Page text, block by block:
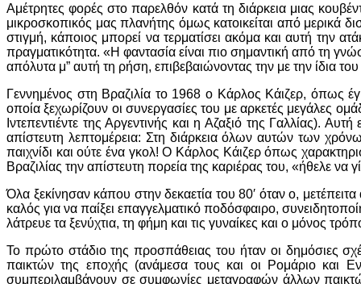
Αμέτρητες φορές στο παρελθόν κατά τη διάρκεια μιας
μικροσκοπικός μας πλανήτης όμως κατοικείται από μερικά
στιγμή, κάποιος μπορεί να τερματίσει ακόμα και αυτή την
πραγματικότητα. «Η φαντασία είναι πιο σημαντική από τη
απόλυτα μ” αυτή τη ρήση, επιβεβαιώνοντας την με την ίδια
Γεννημένος στη Βραζιλία το 1968 ο Κάρλος Κάιζερ, όπως
οποία ξεχωρίζουν οι συνεργασίες του με αρκετές μεγάλες
Ιντεπεντιέντε της Αργεντινής και η Αζαξιό της Γαλλίας).
απίστευτη λεπτομέρεια: Στη διάρκεια όλων αυτών των
παιχνίδι και ούτε ένα γκολ! Ο Κάρλος Κάιζερ όπως
Βραζιλίας την απίστευτη πορεία της καριέρας του, «ήθελε να
Όλα ξεκίνησαν κάπου στην δεκαετία του 80′ όταν ο,
καλός για να παίξει επαγγελματικό ποδόσφαιρο,
λάτρευε τα ξενύχτια, τη φήμη και τις γυναίκες και ο μόνος
Το πρώτο στάδιο της προσπάθειας του ήταν οι δημόσιες
παικτών της εποχής (ανάμεσα τους και οι Ρομάριο και
συμπεριλαμβάνουν σε συμφωνίες μεταγραφών άλλων